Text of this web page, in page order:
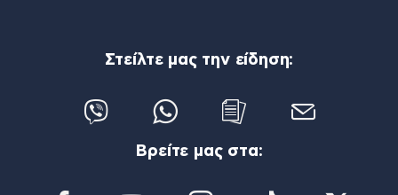
Στείλτε μας την είδηση:
Βρείτε μας στα: